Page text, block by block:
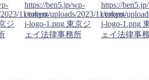
11/tokyo-
ジ
https://ben5.jp/wp-
content/uploads/2023/11/tokyo-
j-logo-1.png 東京ジ
ェイ法律事務所
https://
content/
j-logo-1.png
ェイ法律事